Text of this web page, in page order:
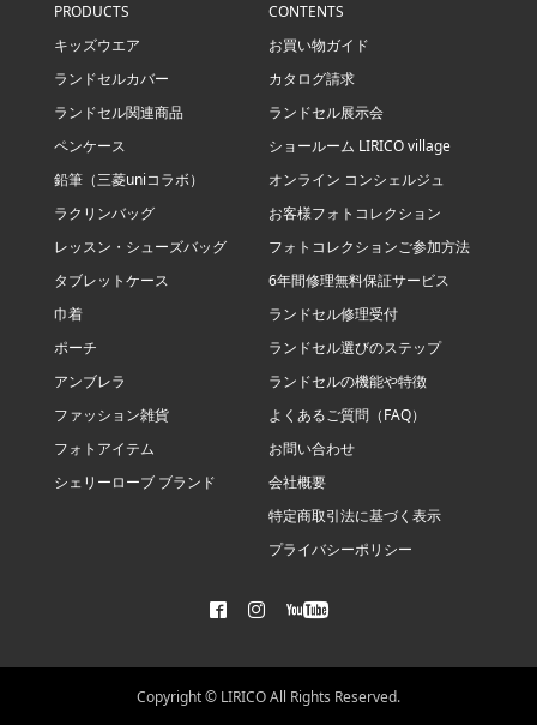
PRODUCTS
キッズウエア
ランドセルカバー
ランドセル関連商品
ペンケース
鉛筆（三菱uniコラボ）
ラクリンバッグ
レッスン・シューズバッグ
タブレットケース
巾着
ポーチ
アンブレラ
ファッション雑貨
フォトアイテム
シェリーローブ ブランド
CONTENTS
お買い物ガイド
カタログ請求
ランドセル展示会
ショールーム LIRICO village
オンライン コンシェルジュ
お客様フォトコレクション
フォトコレクションご参加方法
6年間修理無料保証サービス
ランドセル修理受付
ランドセル選びのステップ
ランドセルの機能や特徴
よくあるご質問（FAQ）
お問い合わせ
会社概要
特定商取引法に基づく表示
プライバシーポリシー
Copyright © LIRICO All Rights Reserved.